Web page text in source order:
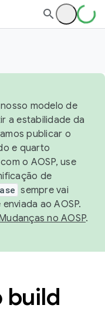
modelo de
a estabilidade da
publicar o
e quarto
o AOSP, use
de
sempre vai
ao AOSP.
no AOSP.
build